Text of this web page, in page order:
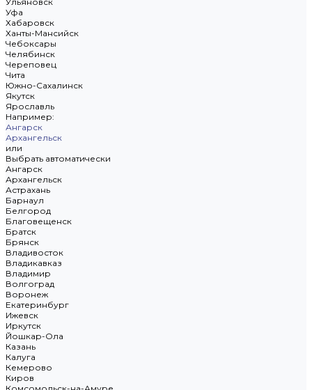
Уфа
Хабаровск
Ханты-Мансийск
Чебоксары
Челябинск
Череповец
Чита
Южно-Сахалинск
Якутск
Ярославль
Например:
Ангарск
Архангельск
или
Выбрать автоматически
Ангарск
Архангельск
Астрахань
Барнаул
Белгород
Благовещенск
Братск
Брянск
Владивосток
Владикавказ
Владимир
Волгоград
Воронеж
Екатеринбург
Ижевск
Иркутск
Йошкар-Ола
Казань
Калуга
Кемерово
Киров